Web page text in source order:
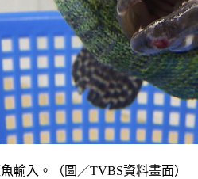
輸入。（圖／TVBS資料畫面）